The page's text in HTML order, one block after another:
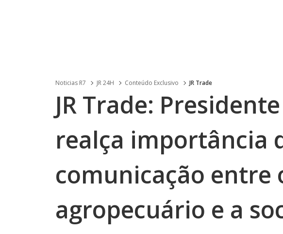
Noticias R7 JR 24H Conteúdo Exclusivo JR Trade
JR Trade:
realça importância
comunicação entre
agropecuário e a